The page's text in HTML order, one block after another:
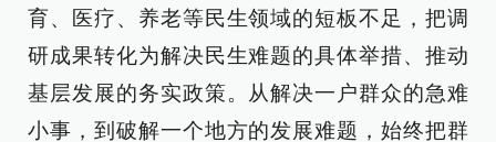
育、医疗、养老等民生领域的短板不足，把调
研成果转化为解决民生难题的具体举措、推动
基层发展的务实政策。从解决一户群众的急难
小事，到破解一个地方的发展难题，始终把群